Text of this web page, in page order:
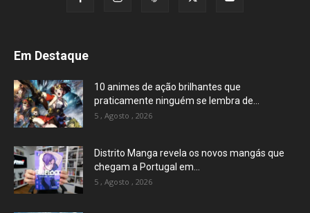
Em Destaque
10 animes de ação brilhantes que
praticamente ninguém se lembra de...
5 , Agosto , 2026
Distrito Manga revela os novos mangás que
chegam a Portugal em...
5 , Agosto , 2026